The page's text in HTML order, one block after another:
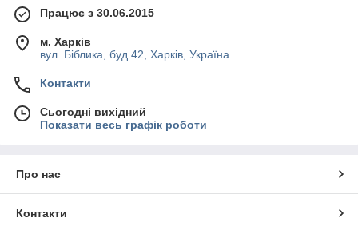
Працює з 30.06.2015
м. Харків
вул. Біблика, буд 42, Харків, Україна
Контакти
Сьогодні вихідний
Показати весь графік роботи
Про нас
Контакти